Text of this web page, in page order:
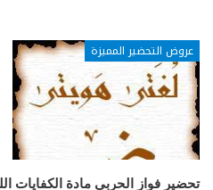
عروض التحضير المميزة